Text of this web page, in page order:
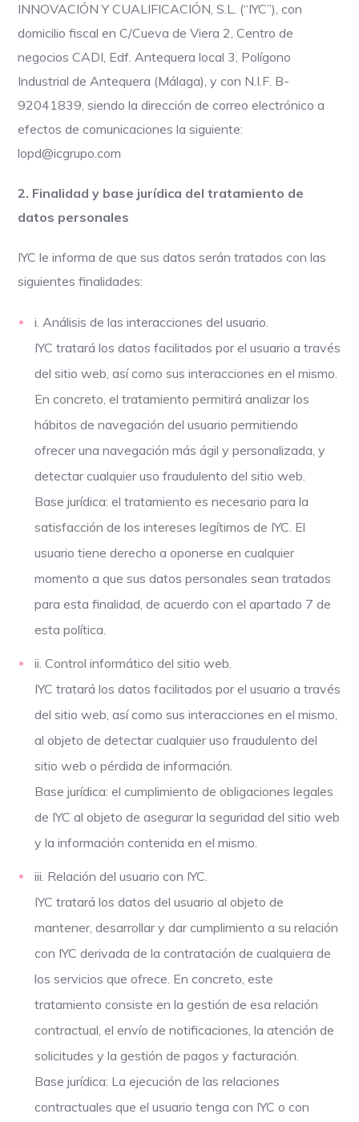
INNOVACIÓN Y CUALIFICACIÓN, S.L. (“IYC”), con
domicilio fiscal en C/Cueva de Viera 2, Centro de
negocios CADI, Edf. Antequera local 3, Polígono
Industrial de Antequera (Málaga), y con N.I.F. B-
92041839, siendo la dirección de correo electrónico a
efectos de comunicaciones la siguiente:
lopd@icgrupo.com
2. Finalidad y base jurídica del tratamiento de
datos personales
IYC le informa de que sus datos serán tratados con las
siguientes finalidades:
i. Análisis de las interacciones del usuario.
IYC tratará los datos facilitados por el usuario a través
del sitio web, así como sus interacciones en el mismo.
En concreto, el tratamiento permitirá analizar los
hábitos de navegación del usuario permitiendo
ofrecer una navegación más ágil y personalizada, y
detectar cualquier uso fraudulento del sitio web.
Base jurídica: el tratamiento es necesario para la
satisfacción de los intereses legítimos de IYC. El
usuario tiene derecho a oponerse en cualquier
momento a que sus datos personales sean tratados
para esta finalidad, de acuerdo con el apartado 7 de
esta política.
ii. Control informático del sitio web.
IYC tratará los datos facilitados por el usuario a través
del sitio web, así como sus interacciones en el mismo,
al objeto de detectar cualquier uso fraudulento del
sitio web o pérdida de información.
Base jurídica: el cumplimiento de obligaciones legales
de IYC al objeto de asegurar la seguridad del sitio web
y la información contenida en el mismo.
iii. Relación del usuario con IYC.
IYC tratará los datos del usuario al objeto de
mantener, desarrollar y dar cumplimiento a su relación
con IYC derivada de la contratación de cualquiera de
los servicios que ofrece. En concreto, este
tratamiento consiste en la gestión de esa relación
contractual, el envío de notificaciones, la atención de
solicitudes y la gestión de pagos y facturación.
Base jurídica: La ejecución de las relaciones
contractuales que el usuario tenga con IYC o con